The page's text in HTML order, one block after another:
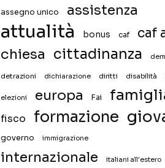
assegno unico assistenza
attualità bonus caf caf
chiesa cittadinanza
detrazioni dichiarazione diritti disabilità
elezioni europa Fai
fisco formazione
governo immigrazione
internazionale italiani all'estero